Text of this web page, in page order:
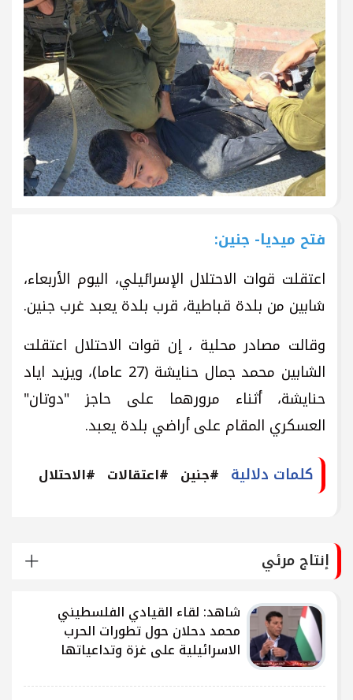
فتح ميديا- جنين:
اعتقلت قوات الاحتلال الإسرائيلي، اليوم الأربعاء،
شابين من بلدة قباطية، قرب بلدة يعبد غرب جنين.
وقالت مصادر محلية ، إن قوات الاحتلال اعتقلت
الشابين محمد جمال حنايشة (27 عاما)، ويزيد اياد
حنايشة، أثناء مرورهما على حاجز "دوتان"
العسكري المقام على أراضي بلدة يعبد.
كلمات دلالية #جنين #اعتقالات #الاحتلال
إنتاج مرئي
شاهد: لقاء القيادي الفلسطيني
محمد دحلان حول تطورات الحرب
الاسرائيلية على غزة وتداعياتها